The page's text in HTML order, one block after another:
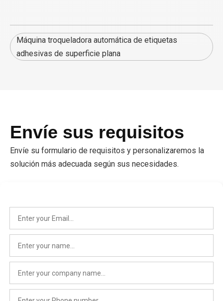
Máquina troqueladora automática de etiquetas
adhesivas de superficie plana
Envíe sus requisitos
Envíe su formulario de requisitos y personalizaremos la
solución más adecuada según sus necesidades.